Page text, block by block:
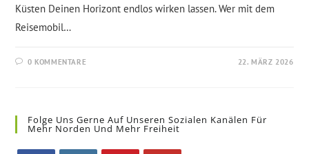
Küsten Deinen Horizont endlos wirken lassen. Wer mit dem
Reisemobil…
0 KOMMENTARE 22. MÄRZ 2026
Folge Uns Gerne Auf Unseren Sozialen Kanälen Für
Mehr Norden Und Mehr Freiheit